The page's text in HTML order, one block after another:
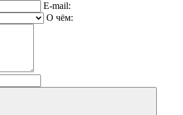
E-mail:
О чём: